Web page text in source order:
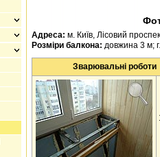
Адреса: м. Київ, Лісовий
Розміри балкона: довжина 3 м;
Зварювальні роботи